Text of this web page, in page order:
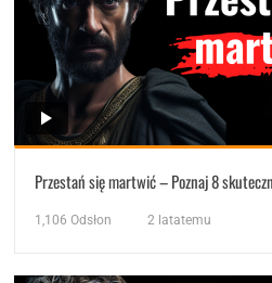
Przestań się martwić – Poznaj 8
1,106 Odsłon 2 latatemu